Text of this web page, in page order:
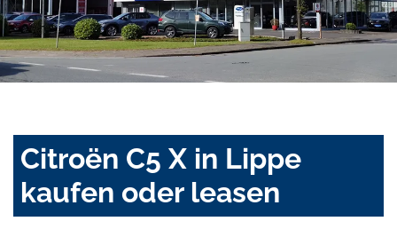
Citroën C5 X in Lippe
kaufen oder leasen